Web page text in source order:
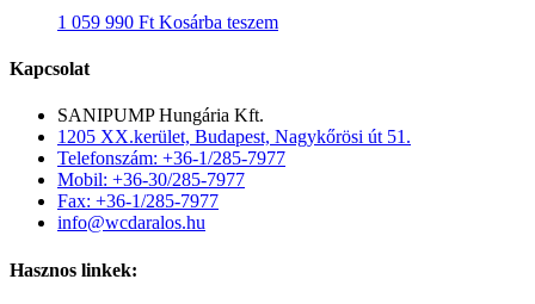
1 059 990 Ft Kosárba teszem
Kapcsolat
SANIPUMP Hungária Kft.
1205 XX.kerület, Budapest, Nagykőrösi út 51.
Telefonszám: +36-1/285-7977
Mobil: +36-30/285-7977
Fax: +36-1/285-7977
info@wcdaralos.hu
Hasznos linkek: